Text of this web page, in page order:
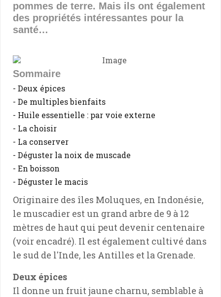
pommes de terre. Mais ils ont également
des propriétés intéressantes pour la
santé…
Sommaire
- Deux épices
- De multiples bienfaits
- Huile essentielle : par voie externe
- La choisir
- La conserver
- Déguster la noix de muscade
- En boisson
- Déguster le macis
Originaire des îles Moluques, en Indonésie,
le muscadier est un grand arbre de 9 à 12
mètres de haut qui peut devenir centenaire
(voir encadré). Il est également cultivé dans
le sud de l'Inde, les Antilles et la Grenade.
Deux épices
Il donne un fruit jaune charnu, semblable à